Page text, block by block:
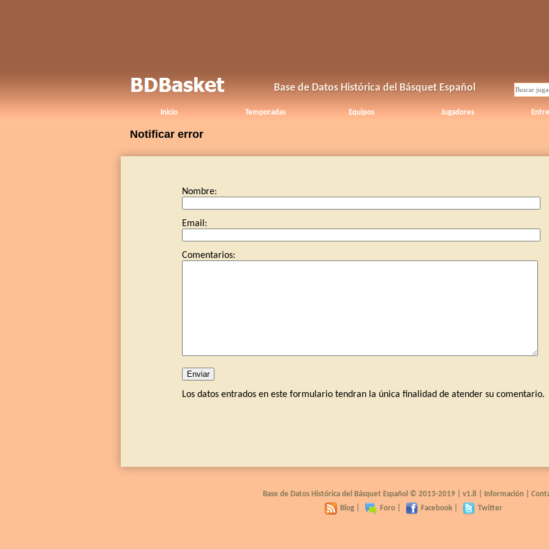
Base de Datos Histórica del Básquet Español
Inicio Temporadas Equipos Jugadores
Notificar error
Nombre:
Email:
Comentarios:
Los datos entrados en este formulario tendran la única finalidad de atender su comentario.
Base de Datos Histórica del Básquet Español © 2013-2019 | v1.8 Información|
Blog| Foro| Facebook| Twitter